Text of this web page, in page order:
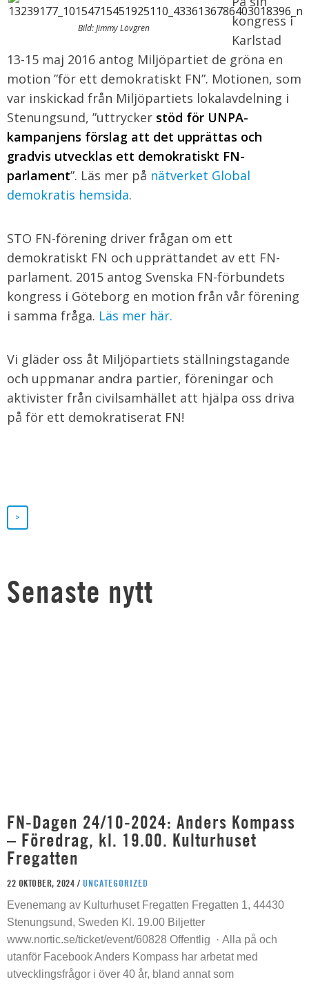
Bild: Jimmy Lövgren
kongress i
Karlstad
13-15 maj 2016 antog Miljöpartiet de gröna en
motion ”för ett demokratiskt FN”. Motionen, som
var inskickad från Miljöpartiets lokalavdelning i
Stenungsund, ”uttrycker stöd för UNPA-
kampanjens förslag att det upprättas och
gradvis utvecklas ett demokratiskt FN-
parlament”. Läs mer på nätverket Global
demokratis hemsida.
STO FN-förening driver frågan om ett
demokratiskt FN och upprättandet av ett FN-
parlament. 2015 antog Svenska FN-förbundets
kongress i Göteborg en motion från vår förening
i samma fråga. Läs mer här.
Vi gläder oss åt Miljöpartiets ställningstagande
och uppmanar andra partier, föreningar och
aktivister från civilsamhället att hjälpa oss driva
på för ett demokratiserat FN!
>
Senaste nytt
FN-Dagen 24/10-2024: Anders Kompass
– Föredrag, kl. 19.00. Kulturhuset
Fregatten
22 OKTOBER, 2024 / UNCATEGORIZED
Evenemang av Kulturhuset Fregatten Fregatten 1, 44430
Stenungsund, Sweden Kl. 19.00 Biljetter
www.nortic.se/ticket/event/60828 Offentlig · Alla på och
utanför Facebook Anders Kompass har arbetat med
utvecklingsfrågor i över 40 år, bland annat som